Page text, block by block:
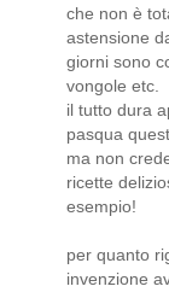
che non è
astensione
giorni sono
vongole etc.
il tutto dura
pasqua
ma non
ricette
esempio!
per quanto
invenzione